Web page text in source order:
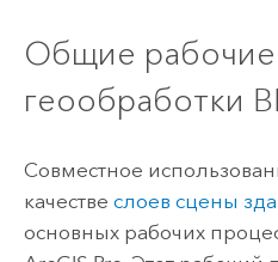
Общие рабочие
геообработки
Совместное
качестве слоев сцены
основных рабочих